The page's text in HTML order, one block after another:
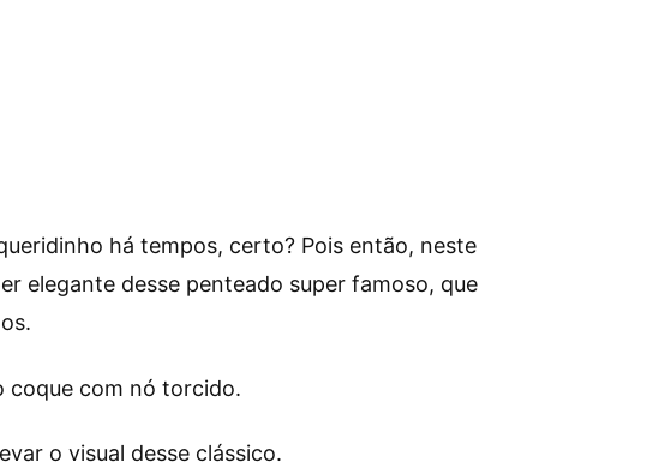
há tempos, certo? Pois então, neste
elegante desse penteado super famoso, que
coque com nó torcido.
o visual desse clássico.